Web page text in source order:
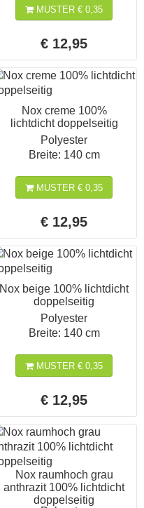
MUSTER € 0,35
€ 12,95
Nox creme 100%
lichtdicht doppelseitig
Polyester
Breite: 140 cm
MUSTER € 0,35
€ 12,95
Nox beige 100% lichtdicht
doppelseitig
Polyester
Breite: 140 cm
MUSTER € 0,35
€ 12,95
Nox raumhoch grau
anthrazit 100% lichtdicht
doppelseitig